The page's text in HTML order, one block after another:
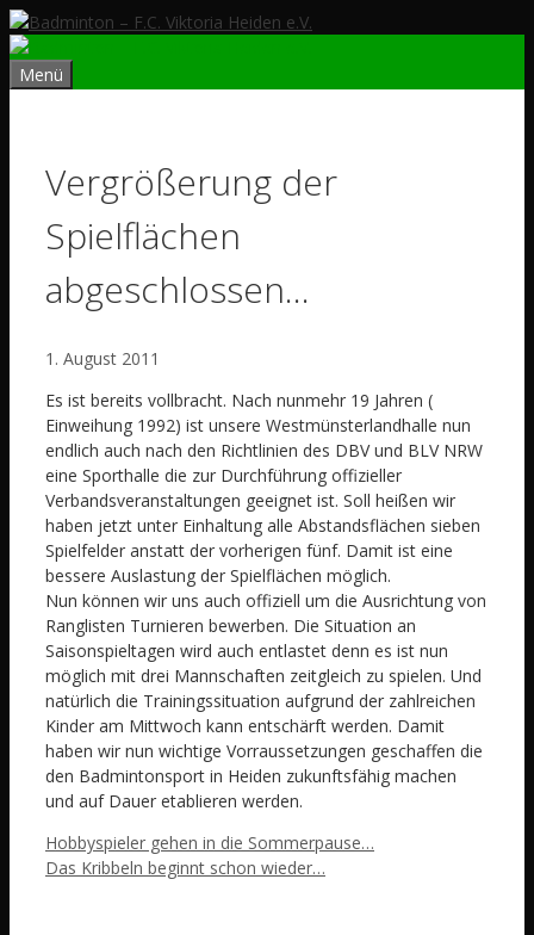
Zum
Inhalt
springen
Menü
Vergrößerung der
Spielflächen
abgeschlossen…
1. August 2011
Es ist bereits vollbracht. Nach nunmehr 19 Jahren (
Einweihung 1992) ist unsere Westmünsterlandhalle nun
endlich auch nach den Richtlinien des DBV und BLV NRW
eine Sporthalle die zur Durchführung offizieller
Verbandsveranstaltungen geeignet ist. Soll heißen wir
haben jetzt unter Einhaltung alle Abstandsflächen sieben
Spielfelder anstatt der vorherigen fünf. Damit ist eine
bessere Auslastung der Spielflächen möglich.
Nun können wir uns auch offiziell um die Ausrichtung von
Ranglisten Turnieren bewerben. Die Situation an
Saisonspieltagen wird auch entlastet denn es ist nun
möglich mit drei Mannschaften zeitgleich zu spielen. Und
natürlich die Trainingssituation aufgrund der zahlreichen
Kinder am Mittwoch kann entschärft werden. Damit
haben wir nun wichtige Vorraussetzungen geschaffen die
den Badmintonsport in Heiden zukunftsfähig machen
und auf Dauer etablieren werden.
Hobbyspieler gehen in die Sommerpause…
Das Kribbeln beginnt schon wieder…